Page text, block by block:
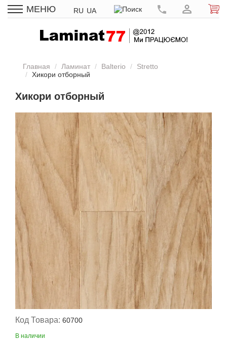
МЕНЮ RU UA
Главная Ламинат Balterio
Stretto
Хикори отборный
Хикори отборный
Код Товара: 60700
В наличии